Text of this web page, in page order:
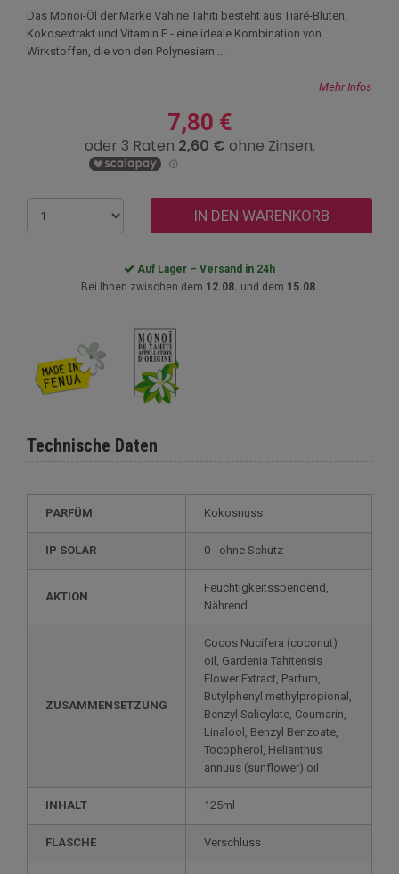
Das Monoi-Öl der Marke Vahine Tahiti besteht aus Tiaré-Blüten,
Kokosextrakt und Vitamin E - eine ideale Kombination von
Wirkstoffen, die von den Polynesiern ...
Mehr Infos
7,80 €
IN DEN WARENKORB
Auf Lager – Versand in 24h
Bei Ihnen zwischen dem 12.08. und dem 15.08.
Technische Daten
PARFÜM Kokosnuss
IP SOLAR 0 - ohne Schutz
AKTION
Feuchtigkeitsspendend,
Nährend
ZUSAMMENSETZUNG
Cocos Nucifera (coconut)
oil, Gardenia Tahitensis
Flower Extract, Parfum,
Butylphenyl methylpropional,
Benzyl Salicylate, Coumarin,
Linalool, Benzyl Benzoate,
Tocopherol, Helianthus
annuus (sunflower) oil
INHALT 125ml
FLASCHE Verschluss